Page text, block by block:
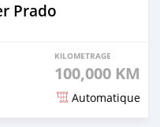
Prado
KILOMETRAGE
100,000 KM
Automatique